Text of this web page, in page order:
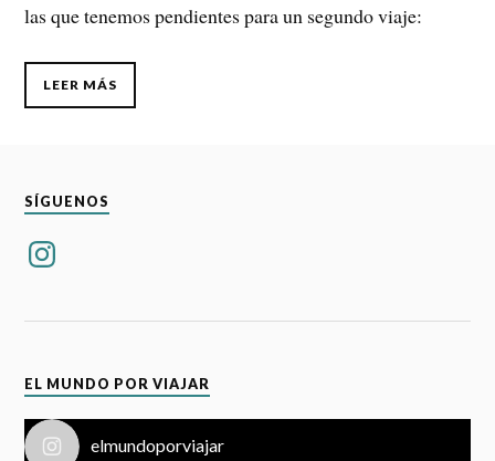
las que tenemos pendientes para un segundo viaje:
LEER MÁS
SÍGUENOS
Instagram
EL MUNDO POR VIAJAR
elmundoporviajar